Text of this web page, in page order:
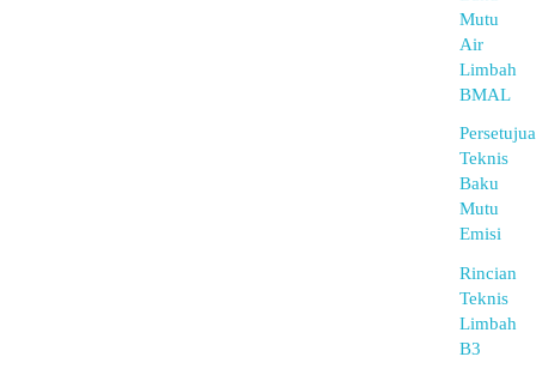
Mutu
Air
Limbah
BMAL
Teknis
Baku
Mutu
Emisi
Rincian
Teknis
Limbah
B3